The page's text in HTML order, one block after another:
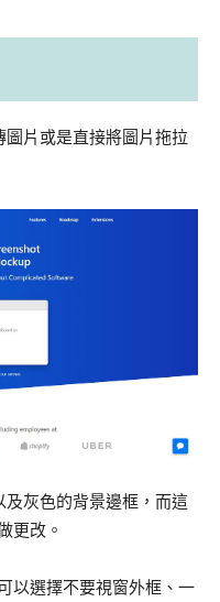
圖片或是直接將圖片拖拉
及灰色的背景邊框，而這
更改。
以選擇不要視窗外框、一